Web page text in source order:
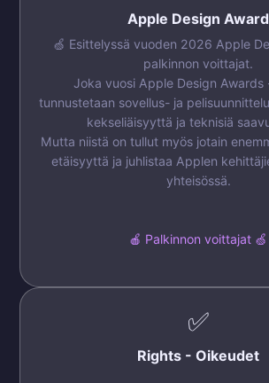
Apple Design Award
🍏 Esittelyssä vuoden 2026 Apple
palkinnon voittajat.
Joka vuosi Apple Design Awards
tunnustetaan sovellus- ja
kekseliäisyyttä ja teknisiä
Mutta niistä on tullut myös jotain
etäisyyttä ja juhlistaa Applen
yhteisössä.
🍎 Palkinnon voittajat 🍏
✅
Rights - Oikeudet